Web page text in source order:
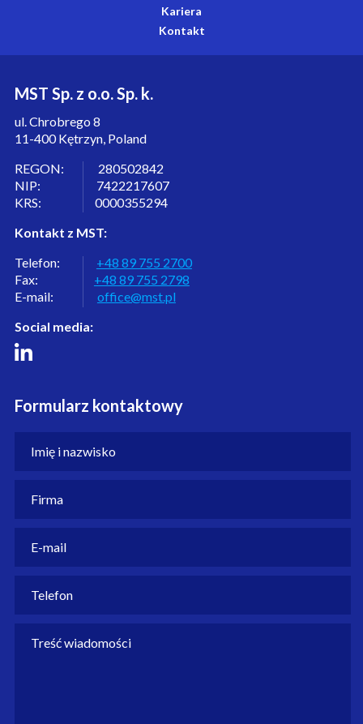
Kariera
Kontakt
MST Sp. z o.o. Sp. k.
ul. Chrobrego 8
11-400 Kętrzyn, Poland
REGON: 280502842
NIP: 7422217607
KRS: 0000355294
Kontakt z MST:
Telefon: +48 89 755 2700
Fax: +48 89 755 2798
E-mail: office@mst.pl
Social media:
Formularz kontaktowy